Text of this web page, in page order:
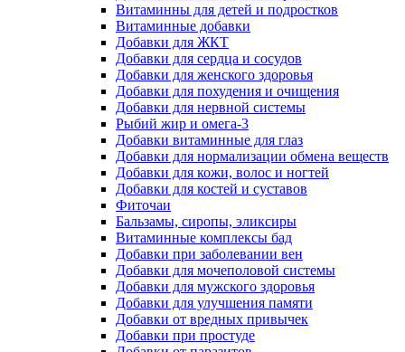
Витаминны для детей и подростков
Витаминные добавки
Добавки для ЖКТ
Добавки для сердца и сосудов
Добавки для женского здоровья
Добавки для похудения и очищения
Добавки для нервной системы
Рыбий жир и омега-3
Добавки витаминные для глаз
Добавки для нормализации обмена веществ
Добавки для кожи, волос и ногтей
Добавки для костей и суставов
Фиточаи
Бальзамы, сиропы, эликсиры
Витаминные комплексы бад
Добавки при заболевании вен
Добавки для мочеполовой системы
Добавки для мужского здоровья
Добавки для улучшения памяти
Добавки от вредных привычек
Добавки при простуде